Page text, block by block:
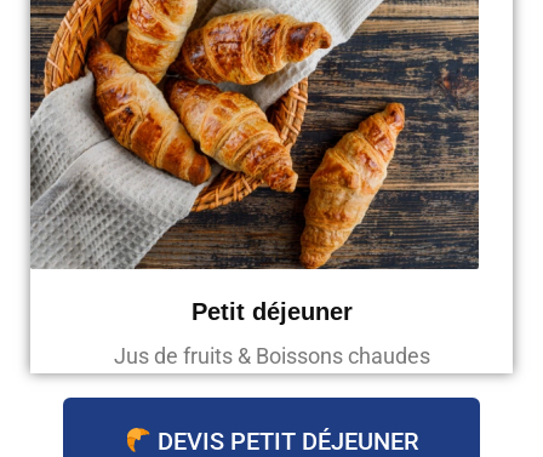
Petit déjeuner
Jus de fruits & Boissons chaudes
DEVIS PETIT DÉJEUNER